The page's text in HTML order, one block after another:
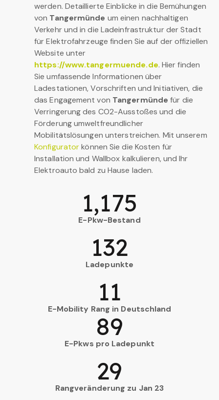
werden. Detaillierte Einblicke in die Bemühungen
von Tangermünde um einen nachhaltigen
Verkehr und in die Ladeinfrastruktur der Stadt
für Elektrofahrzeuge finden Sie auf der offiziellen
Website unter
https://www.tangermuende.de. Hier finden
Sie umfassende Informationen über
Ladestationen, Vorschriften und Initiativen, die
das Engagement von Tangermünde für die
Verringerung des CO2-Ausstoßes und die
Förderung umweltfreundlicher
Mobilitätslösungen unterstreichen. Mit unserem
Konfiguratorkönnen Sie die Kosten für
Installation und Wallbox kalkulieren, und Ihr
Elektroauto bald zu Hause laden.
E-Pkw-Bestand
1,175
Ladepunkte
132
E-Mobility Rang in Deutschland
11
E-Pkws pro Ladepunkt
89
Rangveränderung zu Jan 23
29